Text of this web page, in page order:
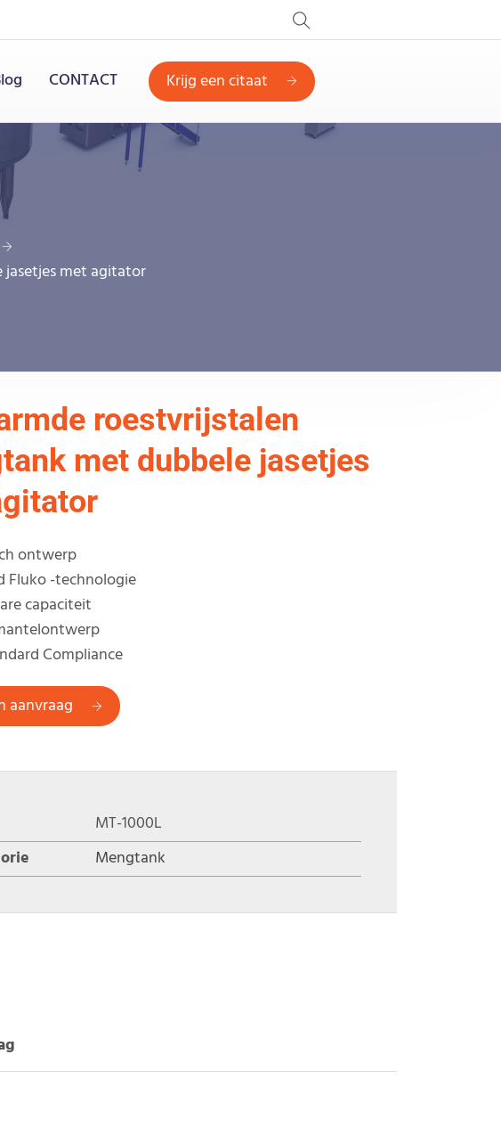
CONTACT Krijg een citaat
met agitator
roestvrijstalen
met dubbele jasetjes
ontwerp
Fluko -technologie
capaciteit
Compliance
aanvraag
MT-1000L
Mengtank